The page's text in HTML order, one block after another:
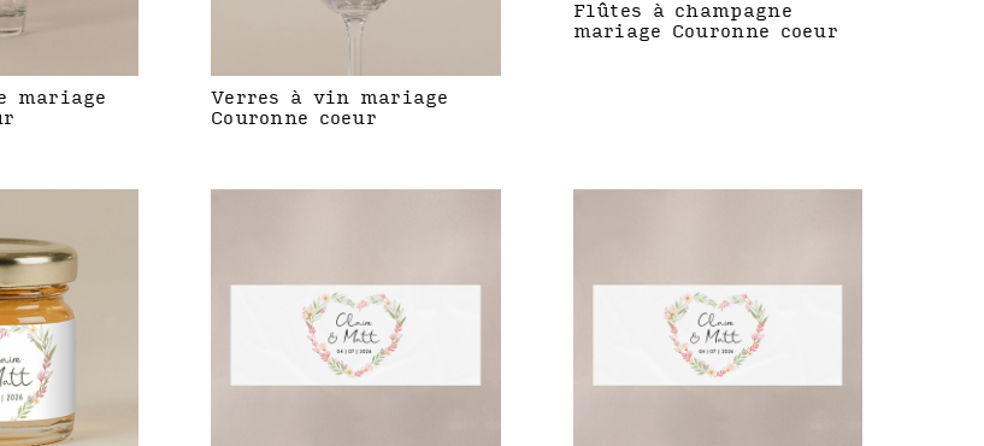
mariage
Verres à vin mariage
Couronne coeur
Flûtes à champagne
mariage Couronne coeur